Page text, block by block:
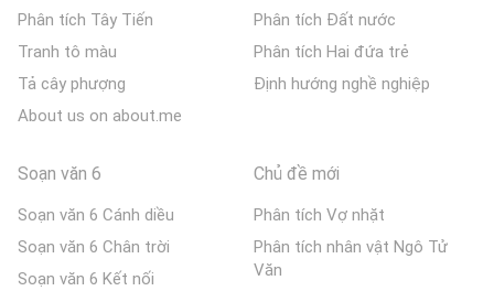
Phân tích Tây Tiến
Tranh tô màu
Tả cây phượng
About us on about.me
Phân tích Đất nước
Phân tích Hai đứa trẻ
Định hướng nghề nghiệp
Soạn văn 6
Soạn văn 6 Cánh diều
Soạn văn 6 Chân trời
Soạn văn 6 Kết nối
Chủ đề mới
Phân tích Vợ nhặt
Phân tích nhân vật Ngô Tử
Văn